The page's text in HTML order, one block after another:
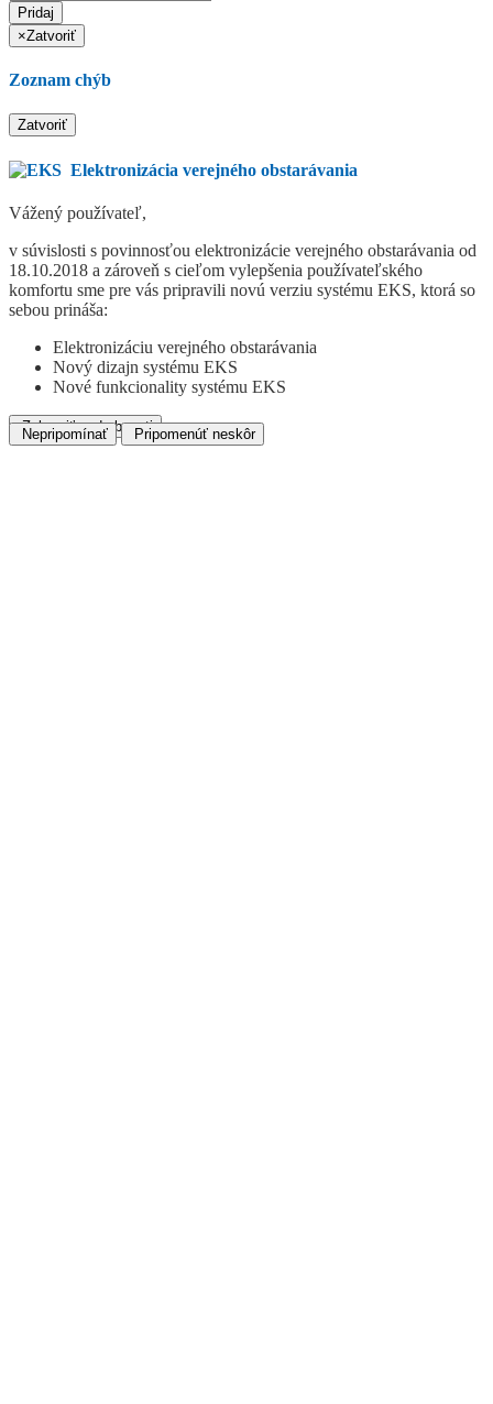
Pridaj
×Zatvoriť
Zoznam chýb
Zatvoriť
Elektronizácia verejného obstarávania
Vážený používateľ,
v súvislosti s povinnosťou elektronizácie verejného obstarávania od
18.10.2018 a zároveň s cieľom vylepšenia používateľského
komfortu sme pre vás pripravili novú verziu systému EKS, ktorá so
sebou prináša:
Elektronizáciu verejného obstarávania
Nový dizajn systému EKS
Nové funkcionality systému EKS
Zobraziť podrobnosti
Nepripomínať Pripomenúť neskôr